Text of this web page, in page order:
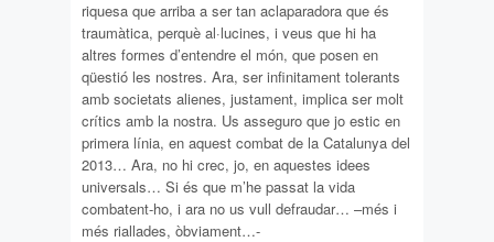
riquesa que arriba a ser tan aclaparadora que és
traumàtica, perquè al·lucines, i veus que hi ha
altres formes d’entendre el món, que posen en
qüestió les nostres. Ara, ser infinitament tolerants
amb societats alienes, justament, implica ser molt
crítics amb la nostra. Us asseguro que jo estic en
primera línia, en aquest combat de la Catalunya del
2013… Ara, no hi crec, jo, en aquestes idees
universals… Si és que m’he passat la vida
combatent-ho, i ara no us vull defraudar… –més i
més riallades, òbviament…-